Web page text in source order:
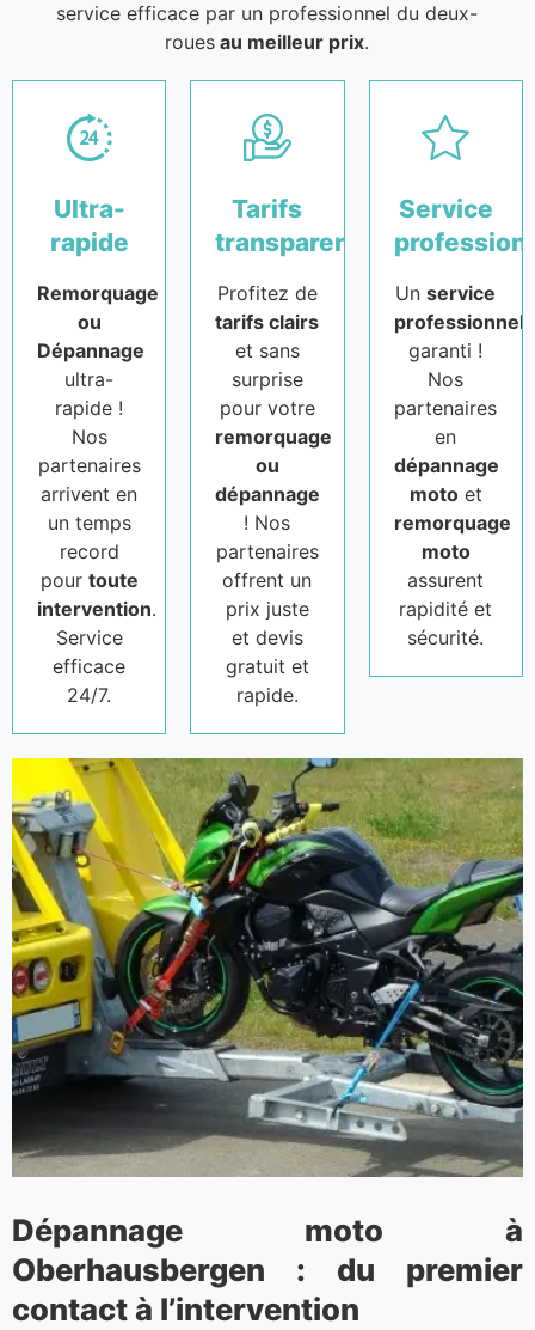
service efficace par un professionnel du deux-
roues au meilleur prix.
Ultra-
rapide
Remorquage
ou
Dépannage
ultra-
rapide !
Nos
partenaires
arrivent en
un temps
record
pour toute
intervention.
Service
efficace
24/7.
Tarifs
transparents
Profitez de
tarifs clairs
et sans
surprise
pour votre
remorquage
ou
dépannage
! Nos
partenaires
offrent un
prix juste
et devis
gratuit et
rapide.
Service
Unservice
professionnel
garanti !
Nos
partenaires
en
dépannage
motoet
remorquage
moto
assurent
rapidité et
sécurité.
Dépannage moto à
Oberhausbergen : du premier
contact à l’intervention